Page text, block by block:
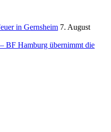
in Gernsheim 7. August
BF Hamburg übernimmt die